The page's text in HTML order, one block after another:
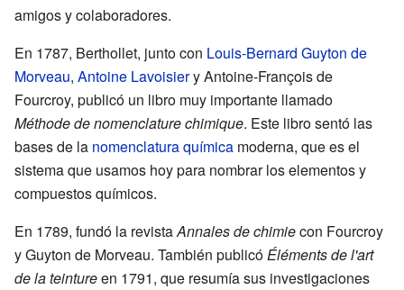
amigos y colaboradores.
En 1787, Berthollet, junto con Louis-Bernard Guyton de
Morveau, Antoine Lavoisiery Antoine-François de
Fourcroy, publicó un libro muy importante llamado
Méthode de nomenclature chimique. Este libro sentó las
bases de la nomenclatura química moderna, que es el
sistema que usamos hoy para nombrar los elementos y
compuestos químicos.
En 1789, fundó la revistaAnnales de chimiecon Fourcroy
y Guyton de Morveau. También publicóÉléments de l'art
de la teintureen 1791, que resumía sus investigaciones